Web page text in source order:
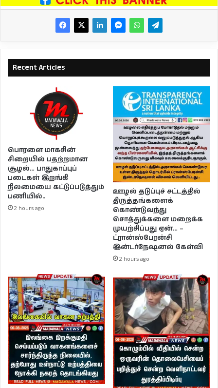
Recent Articles
பொரளை மாகசின்
சிறையில் பதற்றமான
சூழல்… பாதுகாப்புப்
படைகள் இறங்கி
நிலமையை கட்டுப்படுத்தும்
பணியில்..
2 hours ago
ஊழல் தடுப்புச் சட்டத்தில்
திருத்தங்களைக்
கொண்டுவந்து
சொத்துக்களை மறைக்க
முயற்சிப்பது ஏன்… –
ட்ரான்ஸ்பேரன்சி
இன்டர்நேஷனல் கேள்வி
2 hours ago